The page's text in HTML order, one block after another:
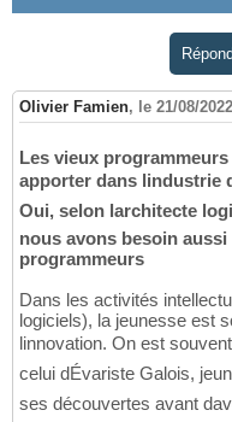
Olivier Famien, le 21/08/
Les vieux
apporter dans lindustrie
Oui, selon larchitecte
nous avons besoin
programmeurs
Dans les activités
logiciels), la jeunesse est
linnovation. On est
celui dÉvariste Galois,
ses découvertes avant